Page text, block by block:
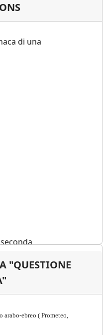
"QUESTIONE
ebreo ( Prometeo,